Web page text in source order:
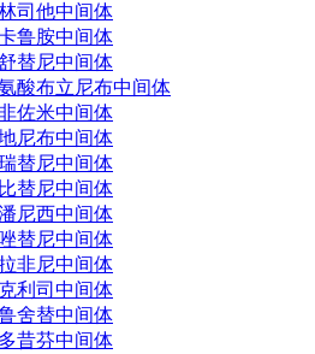
司他中间体
鲁胺中间体
替尼中间体
酸布立尼布中间体
佐米中间体
尼布中间体
替尼中间体
替尼中间体
尼西中间体
替尼中间体
非尼中间体
利司中间体
舍替中间体
昔芬中间体